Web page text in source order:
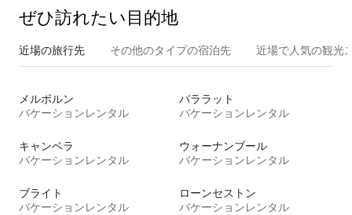
ぜひ訪⁠れ⁠た⁠い目⁠的⁠地
近場の旅行先 その他のタ⁠イ⁠プ⁠の宿⁠泊⁠先 近場で人気の観光
メルボルン
バケーションレンタル
バララット
バケーションレンタル
キャンベラ
バケーションレンタル
ウォーナンブール
バケーションレンタル
ブライト
バケーションレンタル
ローンセストン
バケーションレンタル